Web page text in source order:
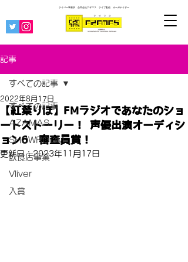
ライバー事務所 合同会社アザマス ライブ配信 オーガナイザー
記事
すべての記事
AZAMAS
SHOWROOM
飲食店事業
Vliver
入賞
すべての記事
【紅葉りほ】FMラジオであなたのショ
ートストーリー！ 声優出演オーディシ
ョン6 審査員賞！
2022年8月17日
更新日：2023年11月17日